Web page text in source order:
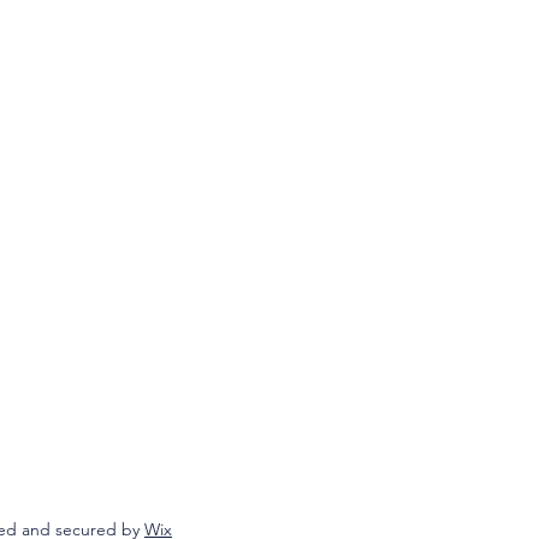
and secured by Wix